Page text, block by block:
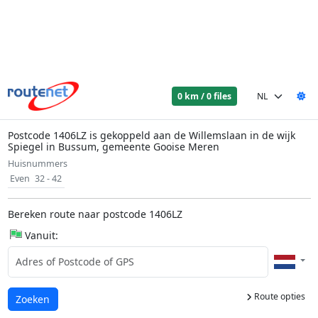
0 km / 0 files
Postcode 1406LZ is gekoppeld aan de Willemslaan in de wijk
Spiegel in Bussum, gemeente Gooise Meren
Huisnummers
Even 32 - 42
Bereken route naar postcode 1406LZ
Vanuit:
Route opties
Laden...
Zoeken